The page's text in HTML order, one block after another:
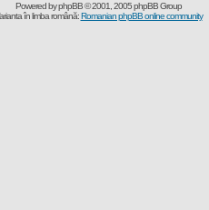
Powered byphpBB© 2001, 2005 phpBB Group
în limba română:Romanian phpBB online community